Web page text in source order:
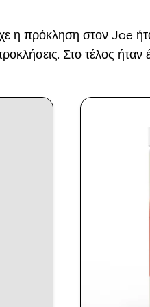
η πρόκληση στον Joe
Στο τέλος ήταν